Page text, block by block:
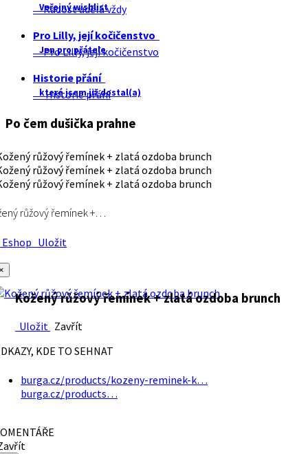
Veřejný wishlist
Radost udělá vždy
Pro Lilly, její kočičenstvo
Jen pro přátele
Pro Lilly, její kočičenstvo
Historie přání
které jsem již dostal(a)
Historie přání
Po čem dušička prahne
růžový řemínek +…
Uložit
Kožený růžový řemínek + zlatá ozdoba brunch
Uložit Zavřít
KDE TO SEHNAT
burga.cz/products/kozeny-reminek-k…
burga.cz/products…